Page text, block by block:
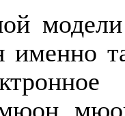
модели
именно